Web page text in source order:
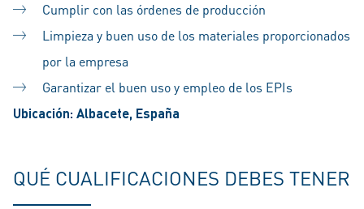
Cumplir con las órdenes de producción
Limpieza y buen uso de los materiales proporcionados
por la empresa
Garantizar el buen uso y empleo de los EPIs
Ubicación: Albacete, España
QUÉ CUALIFICACIONES DEBES TENER